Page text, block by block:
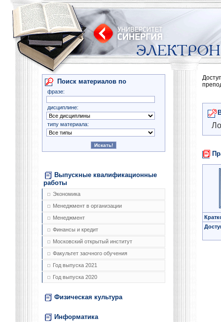
Поиск материалов по
фразе:
дисциплине:
типу материала:
Выпускные квалификационные
работы
Экономика
Менеджмент в организации
Менеджмент
Финансы и кредит
Московский открытый институт
Факультет заочного обучения
Год выпуска 2021
Год выпуска 2020
Физическая культура
Информатика